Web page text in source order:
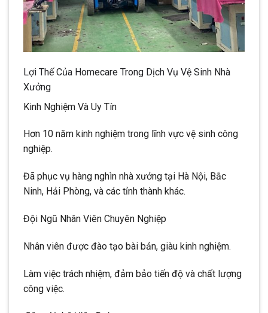
Lợi Thế Của Homecare Trong Dịch Vụ Vệ Sinh Nhà
Xưởng
Kinh Nghiệm Và Uy Tín
Hơn 10 năm kinh nghiệm trong lĩnh vực vệ sinh công
nghiệp.
Đã phục vụ hàng nghìn nhà xưởng tại Hà Nội, Bắc
Ninh, Hải Phòng, và các tỉnh thành khác.
Đội Ngũ Nhân Viên Chuyên Nghiệp
Nhân viên được đào tạo bài bản, giàu kinh nghiệm.
Làm việc trách nhiệm, đảm bảo tiến độ và chất lượng
công việc.